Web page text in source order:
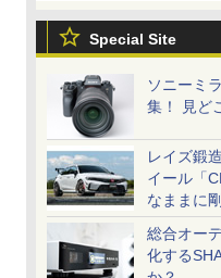
Special Site
ソニーミ
集！ 見ど
レイズ鍛
イール「
なままに
総合オー
化する